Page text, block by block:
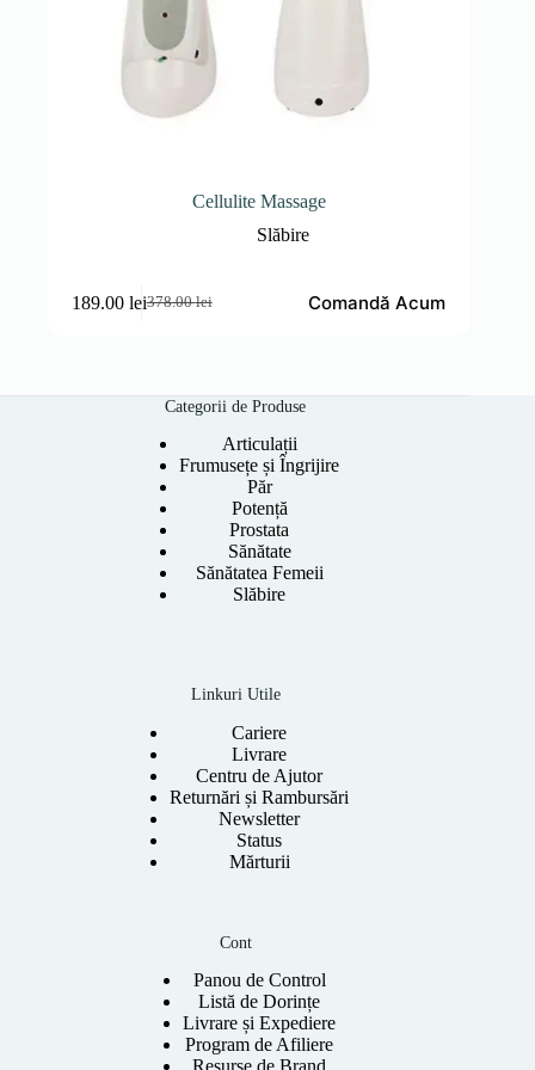
Cellulite Massage
Slăbire
378.00lei
Prețul
378.00 lei.
189.00 leiPrețul
Comandă Acum
Categorii de Produse
Articulații
Frumusețe și Îngrijire
Păr
Potență
Prostata
Sănătate
Sănătatea Femeii
Slăbire
Linkuri Utile
Cariere
Livrare
Centru de Ajutor
Returnări și Rambursări
Newsletter
Status
Mărturii
Cont
Panou de Control
Listă de Dorințe
Livrare și Expediere
Program de Afiliere
Resurse de Brand